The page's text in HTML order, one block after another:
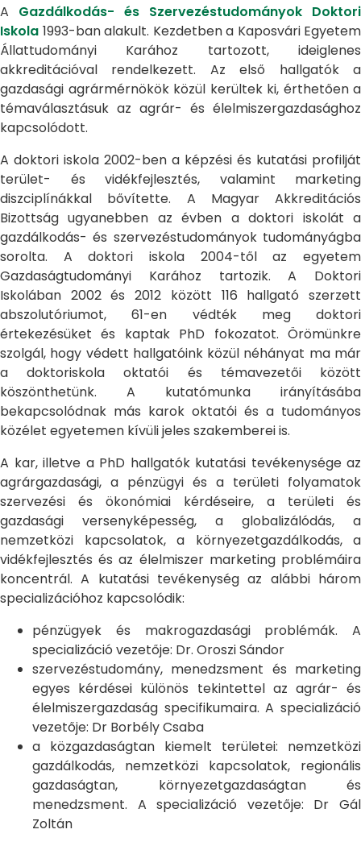
A Gazdálkodás- és Szervezéstudományok Doktori
Iskola 1993-ban alakult. Kezdetben a Kaposvári Egyetem
Állattudományi Karához tartozott, ideiglenes
akkreditációval rendelkezett. Az első hallgatók a
gazdasági agrármérnökök közül kerültek ki, érthetően a
témaválasztásuk az agrár- és élelmiszergazdasághoz
kapcsolódott.
A doktori iskola 2002-ben a képzési és kutatási profilját
terület- és vidékfejlesztés, valamint marketing
diszciplínákkal bővítette. A Magyar Akkreditációs
Bizottság ugyanebben az évben a doktori iskolát a
gazdálkodás- és szervezéstudományok tudományágba
sorolta. A doktori iskola 2004-től az egyetem
Gazdaságtudományi Karához tartozik. A Doktori
Iskolában 2002 és 2012 között 116 hallgató szerzett
abszolutóriumot, 61-en védték meg doktori
értekezésüket és kaptak PhD fokozatot. Örömünkre
szolgál, hogy védett hallgatóink közül néhányat ma már
a doktoriskola oktatói és témavezetői között
köszönthetünk. A kutatómunka irányításába
bekapcsolódnak más karok oktatói és a tudományos
közélet egyetemen kívüli jeles szakemberei is.
A kar, illetve a PhD hallgatók kutatási tevékenysége az
agrárgazdasági, a pénzügyi és a területi folyamatok
szervezési és ökonómiai kérdéseire, a területi és
gazdasági versenyképesség, a globalizálódás, a
nemzetközi kapcsolatok, a környezetgazdálkodás, a
vidékfejlesztés és az élelmiszer marketing problémáira
koncentrál. A kutatási tevékenység az alábbi három
specializációhoz kapcsolódik:
pénzügyek és makrogazdasági problémák. A
specializáció vezetője: Dr. Oroszi Sándor
szervezéstudomány, menedzsment és marketing
egyes kérdései különös tekintettel az agrár- és
élelmiszergazdaság specifikumaira. A specializáció
vezetője: Dr Borbély Csaba
a közgazdaságtan kiemelt területei: nemzetközi
gazdálkodás, nemzetközi kapcsolatok, regionális
gazdaságtan, környezetgazdaságtan és
menedzsment. A specializáció vezetője: Dr Gál
Zoltán